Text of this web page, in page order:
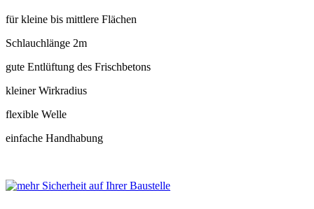
für kleine bis mittlere Flächen
Schlauchlänge 2m
gute Entlüftung des Frischbetons
kleiner Wirkradius
flexible Welle
einfache Handhabung